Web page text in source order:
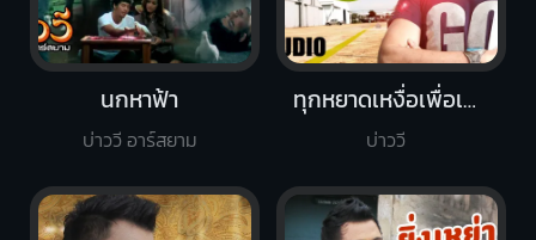
ทุกหยาดเหงื่อเพื่อเธอ
บ่าววี
นกหาฟ้า
บ่าววี อาร์สยาม